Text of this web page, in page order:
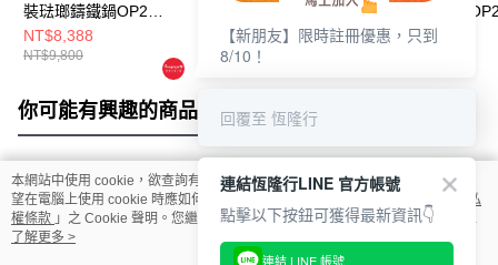
裝琺瑯鑄鐵鍋OP2
22cm (榛子棕)
NT$8,388
NT$9,800
裝琺瑯鑄鐵鍋OP2
26cm (榛子棕)
NT$12,800
裝琺瑯鑄鐵鍋
18cm (亞麻米)
NT$7,200
你可能有興趣的商品 全站排行
熱門標籤
本網站中使用 cookie，欲查詢有關本網站使用 cookie 方式之詳情，及若您不希
望在電腦上使用 cookie 時應如何變更電腦的 cookie 設定，請參閱本網站「
隱私
權條款 」之 Cookie 聲明。您繼續使用本網站即表示您同意本公司得按本網站使
用條款之 Cookie 聲明使用 cookie。
了解更多 >
【新朋友】限時註冊優惠，只到
8/10！
回覆至 恆隆行
連結恆隆行LINE 官方帳號
點擊以下按鈕可獲得最新資訊👇
連結 LINE 帳號